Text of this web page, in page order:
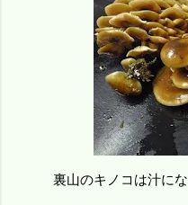
裏山のキノコは汁に